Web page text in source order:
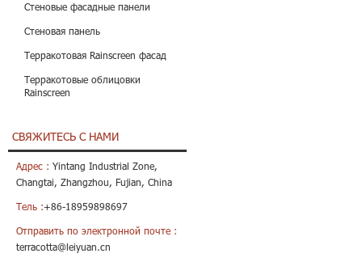
Стеновые фасадные панели
Стеновая панель
Терракотовая Rainscreen фасад
Терракотовые облицовки
Rainscreen
СВЯЖИТЕСЬ С НАМИ
Адрес : Yintang Industrial Zone,
Changtai, Zhangzhou, Fujian, China
Тель :+86-18959898697
Отправить по электронной почте :
terracotta@leiyuan.cn